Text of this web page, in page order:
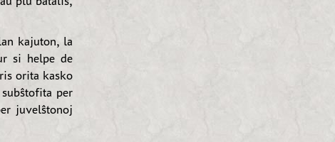
kajuton, la
si helpe de
orita kasko
per
juvelŝtonoj